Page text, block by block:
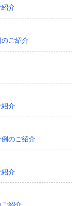
紹介
ご紹介
紹介
のご紹介
紹介